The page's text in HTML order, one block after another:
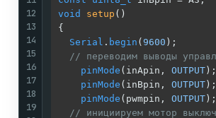
12
13
14
15
16
17
18
19
void
setup ()
{
Serial . begin ( 9600 );
// переводим выводы
pinMode (inApin, OUTPUT
pinMode (inBpin, OUTPUT
pinMode (pwmpin, OUTPUT
// инициируем мотор